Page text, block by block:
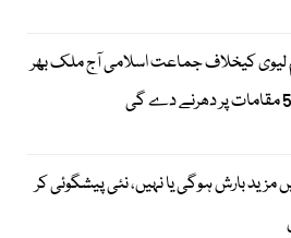
لیوی کیخلاف جماعت اسلامی آج ملک بھر
مزید بارش ہوگی یا نہیں، نئی پیشگوئی کر